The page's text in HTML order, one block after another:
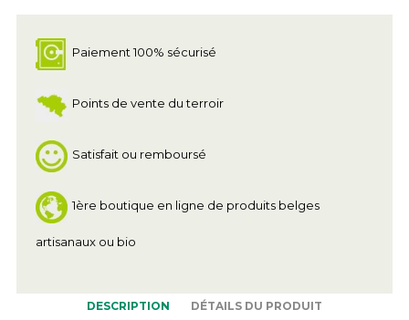
Paiement 100% sécurisé
Points de vente du terroir
Satisfait ou remboursé
1ère boutique en ligne de produits belges
artisanaux ou bio
DESCRIPTION
DÉTAILS DU PRODUIT